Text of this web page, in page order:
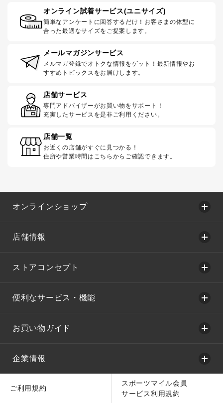
オンライン試着サービス(ユニサイズ)
簡単なアンケートに回答するだけ！お客さまの体型に
合った最適なサイズをご提案します。
メールマガジンサービス
メルマガ登録でオトクな情報をゲット！最新情報やお
すすめトピックスをお届けします。
店舗サービス
専門アドバイザーがお買い物をサポート！
充実したサービスを是非ご利用ください。
店舗一覧
お近くの店舗がすぐに見つかる！
住所や営業時間はこちらからご確認できます。
オンラインショップ
店舗情報
ストアコンセプト
便利なサービス・機能
お買い物ガイド
企業情報
ご利用規約
スポーツマイル会員
サービス利用規約